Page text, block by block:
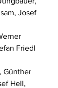
Josef
Friedl
Günther
Hell,